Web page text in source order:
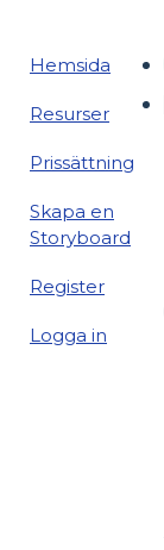
Hemsida
Resurser
Prissättning
Skapa en
Storyboard
Register
Logga in